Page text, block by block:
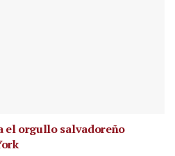
el orgullo salvadoreño